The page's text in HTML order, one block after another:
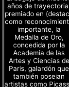
años de
premiado en
como
importante, la
Medalla de Oro,
concedida por la
Academia de las
Artes y Ciencias de
Paris, galardón que
también poseian
artistas como